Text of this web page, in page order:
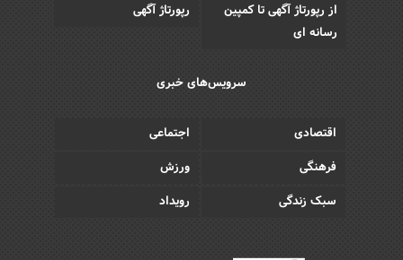
از رپورتاژ آگهی تا کمپین
رسانه ای
رپورتاژ آگهی
سرویس‌های خبری
اقتصادی
اجتماعی
فرهنگی
ورزش
سبک زندگی
رویداد